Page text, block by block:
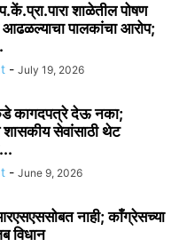
शाळेतील पोषण
पालकांचा आरोप;
- July 19, 2026
कागदपत्रे देऊ नका;
शासकीय सेवांसाठी थेट
- June 9, 2026
नाही; काँग्रेसच्या
विधान